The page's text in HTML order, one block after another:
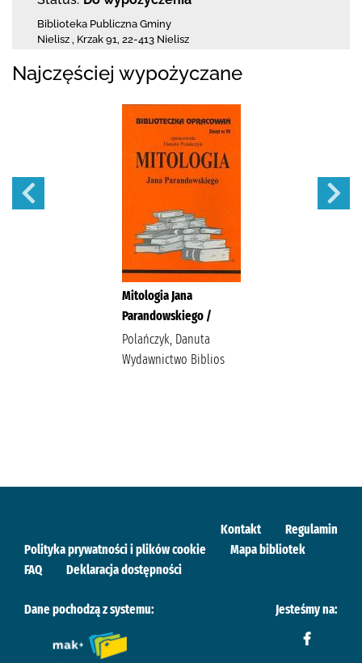
Biblioteka Publiczna Gminy
Nielisz
Krzak 91 22-413 Nielisz
Najczęściej wypożyczane
Mitologia Jana
Parandowskiego /
Polańczyk, Danuta
Wydawnictwo Biblios
Kontakt
Regulamin
Polityka prywatności i plików cookie
Mapa bibliotek
FAQ
Deklaracja dostępności
Dane pochodzą z systemu: Jesteśmy na: